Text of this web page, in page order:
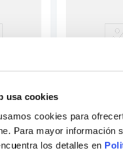
usa cookies
cookies para
Para mayor información
los detalles en
electrónico
JORGE
LA CASA